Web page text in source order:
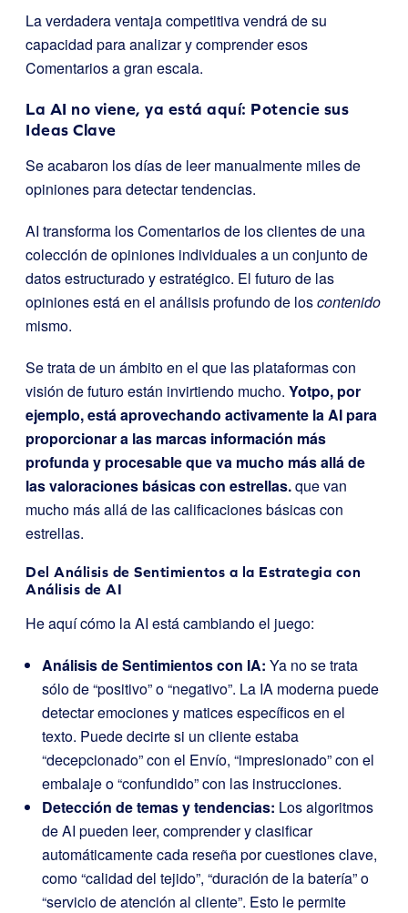
La verdadera ventaja competitiva vendrá de su
capacidad para analizar y comprender esos
Comentarios a gran escala.
La AI no viene, ya está aquí: Potencie sus
Ideas Clave
Se acabaron los días de leer manualmente miles de
opiniones para detectar tendencias.
AI transforma los Comentarios de los clientes de una
colección de opiniones individuales a un conjunto de
datos estructurado y estratégico. El futuro de las
opiniones está en el análisis profundo de loscontenido
mismo.
Se trata de un ámbito en el que las plataformas con
visión de futuro están invirtiendo mucho. Yotpo, por
ejemplo, está aprovechando activamente la AI para
proporcionar a las marcas información más
profunda y procesable que va mucho más allá de
las valoraciones básicas con estrellas.que van
mucho más allá de las calificaciones básicas con
estrellas.
Del Análisis de Sentimientos a la Estrategia con
Análisis de AI
He aquí cómo la AI está cambiando el juego:
Análisis de Sentimientos con IA: Ya no se trata
sólo de “positivo” o “negativo”. La IA moderna puede
detectar emociones y matices específicos en el
texto. Puede decirte si un cliente estaba
“decepcionado” con el Envío, “impresionado” con el
embalaje o “confundido” con las instrucciones.
Detección de temas y tendencias: Los algoritmos
de AI pueden leer, comprender y clasificar
automáticamente cada reseña por cuestiones clave,
como “calidad del tejido”, “duración de la batería” o
“servicio de atención al cliente”. Esto le permite